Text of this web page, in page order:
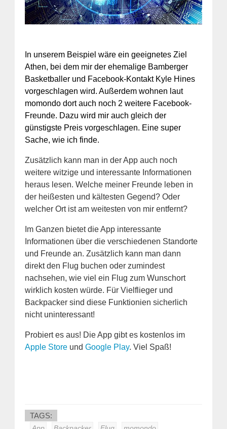
In unserem Beispiel wäre ein geeignetes Ziel
Athen, bei dem mir der ehemalige Bamberger
Basketballer und Facebook-Kontakt Kyle Hines
vorgeschlagen wird. Außerdem wohnen laut
momondo dort auch noch 2 weitere Facebook-
Freunde. Dazu wird mir auch gleich der
günstigste Preis vorgeschlagen. Eine super
Sache, wie ich finde.
Zusätzlich kann man in der App auch noch
weitere witzige und interessante Informationen
heraus lesen. Welche meiner Freunde leben in
der heißesten und kältesten Gegend? Oder
welcher Ort ist am weitesten von mir entfernt?
Im Ganzen bietet die App interessante
Informationen über die verschiedenen Standorte
und Freunde an. Zusätzlich kann man dann
direkt den Flug buchen oder zumindest
nachsehen, wie viel ein Flug zum Wunschort
wirklich kosten würde. Für Vielflieger und
Backpacker sind diese Funktionien sicherlich
nicht uninteressant!
Probiert es aus! Die App gibt es kostenlos im
Apple Store und Google Play. Viel Spaß!
TAGS: